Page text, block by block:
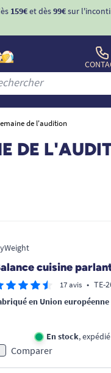
159€et dès99€sur
de l'audition
DE
cuisine
17 avis • TE-
en Union européenne
En stock,
Comparer